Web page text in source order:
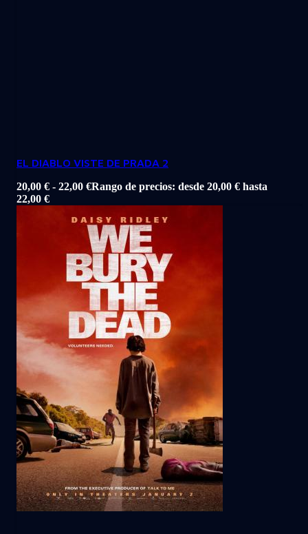
EL DIABLO VISTE DE PRADA 2
20,00 € - 22,00 €Rango de precios: desde 20,00 € hasta
22,00 €